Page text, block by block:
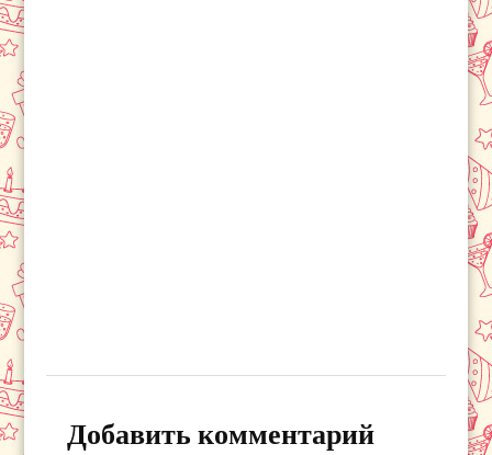
Добавить комментарий